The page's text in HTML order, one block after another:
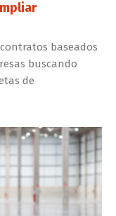
baseados
buscando
de